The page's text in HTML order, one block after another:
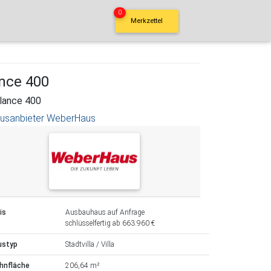
400
400
WeberHaus
Ausbauhaus auf Anfrage
schlüsselfertig ab 663.960 €
Stadtvilla / Villa
206,64 m²
Merkzettel
0